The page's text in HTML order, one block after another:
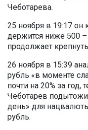
Чеботарева.
25 ноября в 19:17 он
держится ниже 500 –
продолжает
26 ноября в 15:39
рубль «в моменте
почти на 20% за год,
Чеботарев
день» для
рубль.